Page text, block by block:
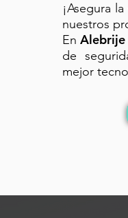
¡Asegura
nuestros
EnAlebrije
de
mejor